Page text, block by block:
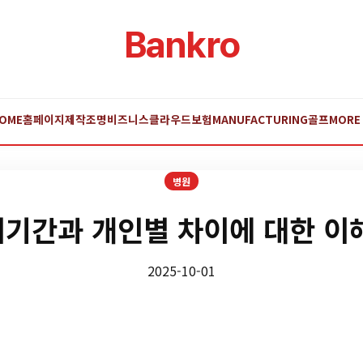
Bankro
홈페이지제작조명비즈니스클라우드보험MANUFACTURING골프MORE
병원
간과 개인별 차이에 대한 이
2025-10-01